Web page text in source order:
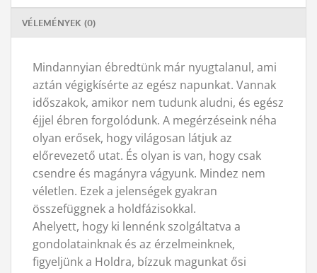
VÉLEMÉNYEK (0)
Mindannyian ébredtünk már nyugtalanul, ami
aztán végigkísérte az egész napunkat. Vannak
időszakok, amikor nem tudunk aludni, és egész
éjjel ébren forgolódunk. A megérzéseink néha
olyan erősek, hogy világosan látjuk az
előrevezető utat. És olyan is van, hogy csak
csendre és magányra vágyunk. Mindez nem
véletlen. Ezek a jelenségek gyakran
összefüggnek a holdfázisokkal.
Ahelyett, hogy ki lennénk szolgáltatva a
gondolatainknak és az érzelmeinknek,
figyeljünk a Holdra, bízzuk magunkat ősi